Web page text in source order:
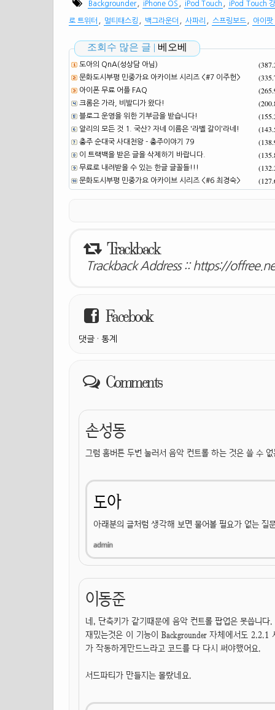
Backgrounder iPhone OS iPod Touch iPod Touch
로 트위터 멀티태스킹 백그라운더 사파리 스프링보드 아이팟
조회수 많은 글 | 베오베
도아의 QnA(성상담 아님)
문화도시부평 민중가요 아카이브 시리즈 <#7 이주헌>
아이폰 무료 어플 FAQ
크롬은 가라, 비발디가 왔다!
블로그 운영을 위한 기부금을 받습니다!
알리의 모든 것 1. 국산? 자네 이름은 '라벨 갈이'라네!
충주 순대국 사대천왕 - 충주이야기 79
이 트랙백을 받은 글을 삭제하기 바랍니다.
무료로 내려받을 수 있는 한글 글꼴들!!!
문화도시부평 민중가요 아카이브 시리즈 <#6 최경숙>
Trackback
Trackback Address :: https://
Facebook
댓글 · 통계
Comments
손성동
그럼 홈버튼 두번 눌러서 음악 컨트롤 하는 것은 쓸 수
도아
아래분의 글처럼 생각해 보면 물어볼 필요가 없는 질
이동준
네, 단축키가 같기때문에 음악 컨트롤 팝업은 못씁니다.
재밌는것은 이 기능이 Backgrounder 자체에서도
가 작동하게만드느라고 코드를 다 다시 써야했어요.
서드파티가 만들지는 몰랐네요.